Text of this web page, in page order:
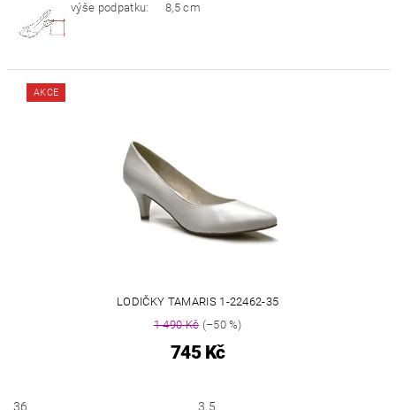
výše podpatku: 8,5 cm
AKCE
LODIČKY TAMARIS 1-22462-35
1 490 Kč(–50 %)
745 Kč
36
3,5